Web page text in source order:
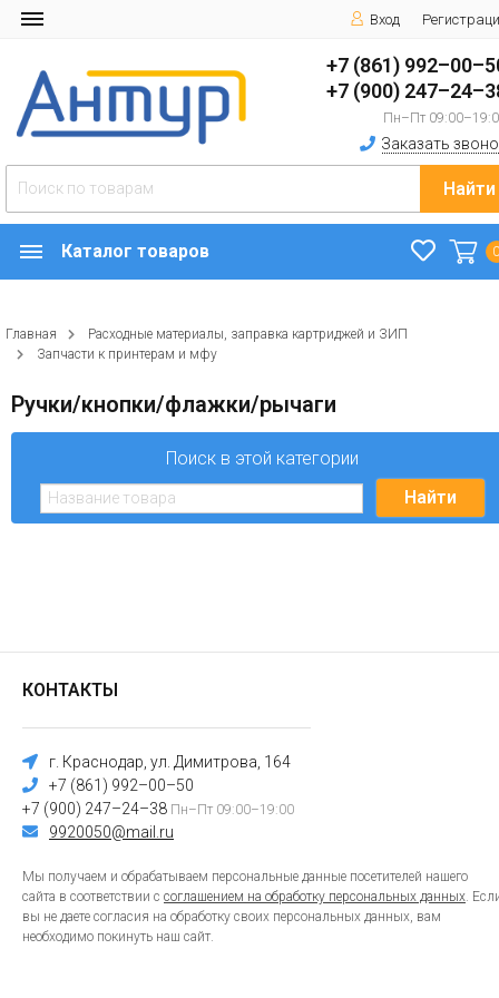
Вход
+7 (861)
+7 (900)
Пн–Пт
Заказать
Найти
Каталог товаров
Главная
Расходные материалы, заправка картриджей и ЗИП
Запчасти к принтерам и мфу
Ручки/кнопки/флажки/рычаги
Поиск в этой категории
КОНТАКТЫ
г. Краснодар, ул. Димитрова, 164
+7 (861) 992–00–50
+7 (900) 247–24–38 Пн–Пт 09:00–19:00
9920050@mail.ru
Мы получаем и обрабатываем персональные данные посетителей нашего
сайта в соответствии с соглашением на обработку персональных данных.
вы не даете согласия на обработку своих персональных данных, вам
необходимо покинуть наш сайт.